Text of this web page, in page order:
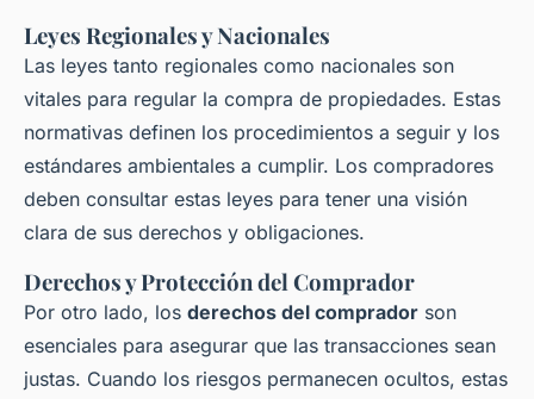
Leyes Regionales y Nacionales
Las leyes tanto regionales como nacionales son
vitales para regular la compra de propiedades. Estas
normativas definen los procedimientos a seguir y los
estándares ambientales a cumplir. Los compradores
deben consultar estas leyes para tener una visión
clara de sus derechos y obligaciones.
Derechos y Protección del Comprador
Por otro lado, los derechos del comprador son
esenciales para asegurar que las transacciones sean
justas. Cuando los riesgos permanecen ocultos, estas